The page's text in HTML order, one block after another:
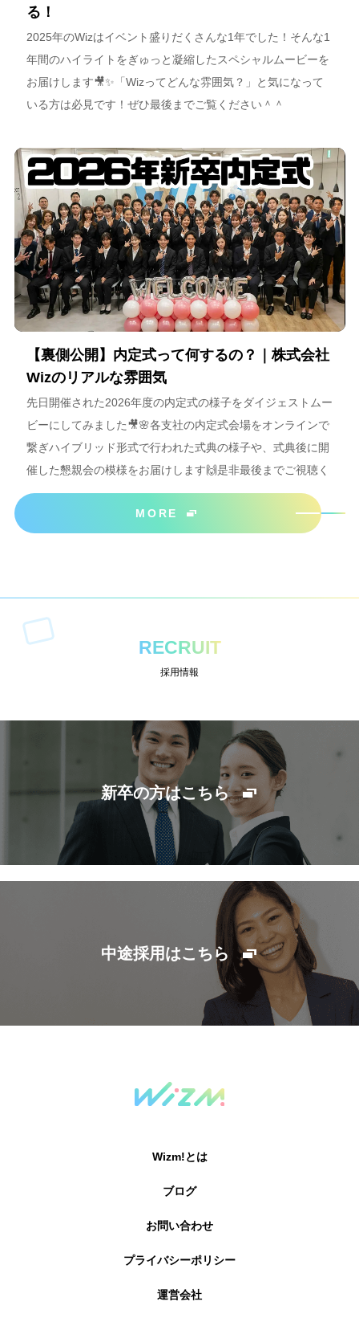
る！
2025年のWizはイベント盛りだくさんな1年でした！そんな1
年間のハイライトをぎゅっと凝縮したスペシャルムービーを
お届けします🎥✨「Wizってどんな雰囲気？」と気になって
いる方は必見です！ぜひ最後までご覧ください＾＾
【裏側公開】内定式って何するの？｜株式会社
Wizのリアルな雰囲気
先日開催された2026年度の内定式の様子をダイジェストムー
ビーにしてみました🎥🌸各支社の内定式会場をオンラインで
繋ぎハイブリッド形式で行われた式典の様子や、式典後に開
催した懇親会の模様をお届けします🙌是非最後までご視聴く
ださいね＾＾
MORE
RECRUIT
採用情報
新卒の方はこちら
中途採用はこちら
Wizm!とは
ブログ
お問い合わせ
プライバシーポリシー
運営会社